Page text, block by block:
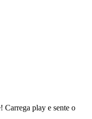
play e sente o